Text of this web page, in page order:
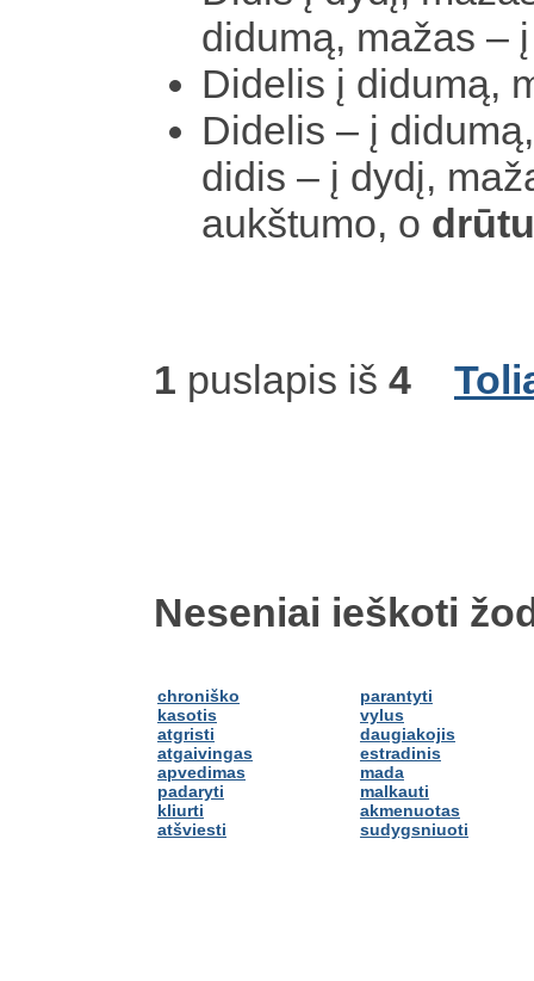
didumą, mažas –
Didelis į didumą,
Didelis – į
didis – į dydį,
aukštumo, o
1 puslapis iš 4
Neseniai ieškoti
chroniško
kasotis
atgristi
atgaivingas
apvedimas
padaryti
kliurti
atšviesti
parantyti
vylus
daugiakojis
estradinis
mada
malkauti
akmenuotas
sudygsniuoti